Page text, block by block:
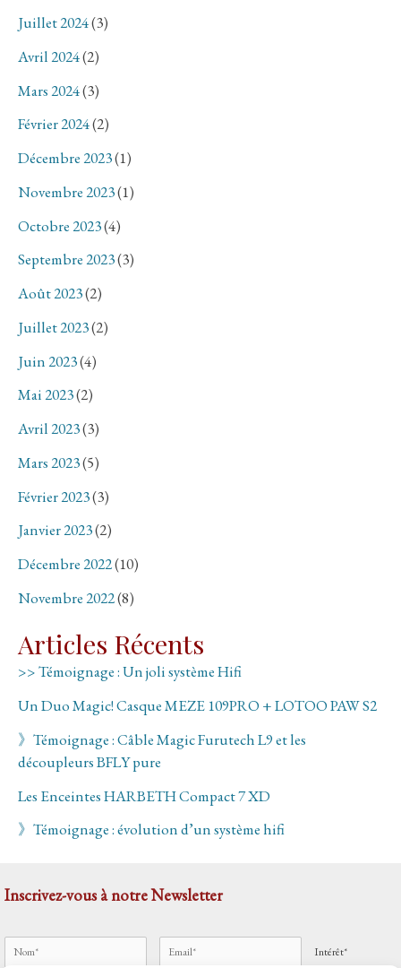
Juillet 2024(3)
Avril 2024(2)
Mars 2024(3)
Février 2024(2)
Décembre 2023(1)
Novembre 2023(1)
Octobre 2023(4)
Septembre 2023(3)
Août 2023(2)
Juillet 2023(2)
Juin 2023(4)
Mai 2023(2)
Avril 2023(3)
Mars 2023(5)
Février 2023(3)
Janvier 2023(2)
Décembre 2022(10)
Novembre 2022(8)
Articles Récents
>> Témoignage : Un joli système Hifi
Un Duo Magic! Casque MEZE 109PRO + LOTOO PAW S2
》Témoignage : Câble Magic Furutech L9 et les
découpleurs BFLY pure
Les Enceintes HARBETH Compact 7 XD
》Témoignage : évolution d’un système hifi
Inscrivez-vous à notre Newsletter
Intérêt*